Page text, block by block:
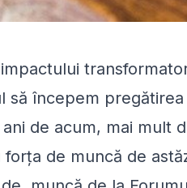
să începem
de acum, mai mult
de muncă de